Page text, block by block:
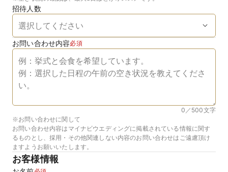
招待人数
お問い合わせ内容必須
0／500文字
※お問い合わせに関して
お問い合わせ内容はマイナビウエディングに掲載されている情報に関す
るものとし、採用・その他関連しない内容のお問い合わせはご遠慮頂け
ますようお願いいたします。
お客様情報